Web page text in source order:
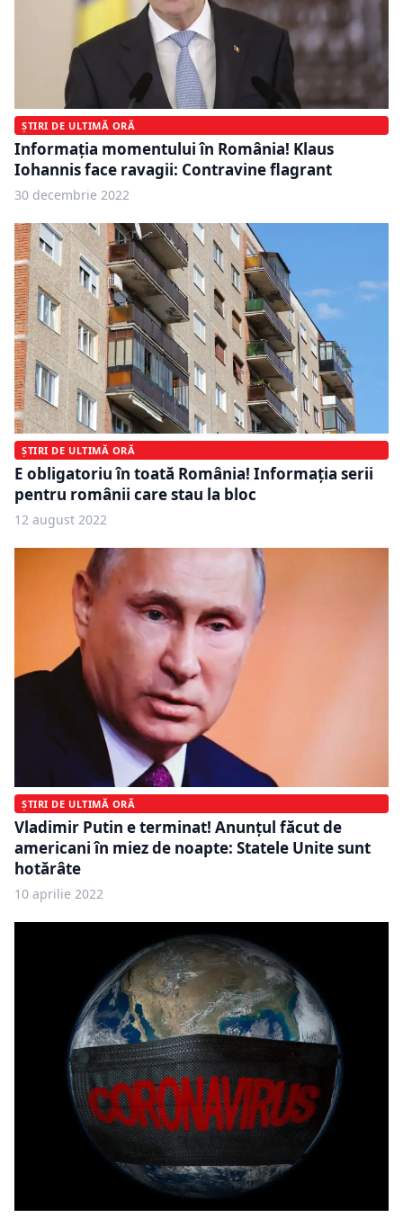
ȘTIRI DE ULTIMĂ ORĂ
Informația momentului în România! Klaus
Iohannis face ravagii: Contravine flagrant
30 decembrie 2022
ȘTIRI DE ULTIMĂ ORĂ
E obligatoriu în toată România! Informația serii
pentru românii care stau la bloc
12 august 2022
ȘTIRI DE ULTIMĂ ORĂ
Vladimir Putin e terminat! Anunțul făcut de
americani în miez de noapte: Statele Unite sunt
hotărâte
10 aprilie 2022